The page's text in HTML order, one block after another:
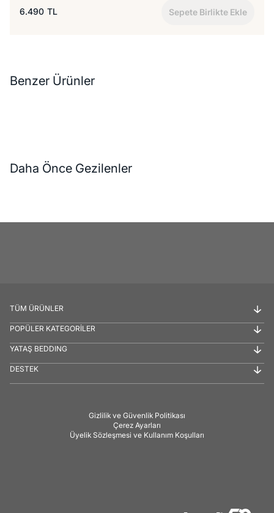
6.490 TL Sepete Birlikte Ekle
Benzer Ürünler
Daha Önce Gezilenler
TÜM ÜRÜNLER
POPÜLER KATEGORİLER
YATAŞ BEDDING
DESTEK
Gizlilik ve Güvenlik Politikası
Çerez Ayarları
Üyelik Sözleşmesi ve Kullanım Koşulları